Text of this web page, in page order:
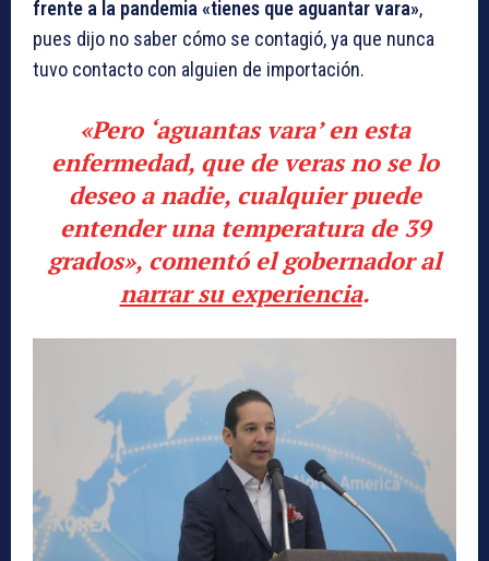
frente a la pandemia «tienes que aguantar vara»,
pues dijo no saber cómo se contagió, ya que nunca
tuvo contacto con alguien de importación.
«Pero ‘aguantas vara’ en esta
enfermedad, que de veras no se lo
deseo a nadie, cualquier puede
entender una temperatura de 39
grados», comentó el gobernador al
narrar su experiencia.